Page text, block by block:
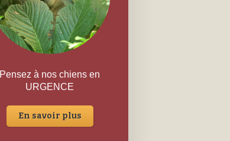
Pensez à nos chiens en
URGENCE
En savoir plus